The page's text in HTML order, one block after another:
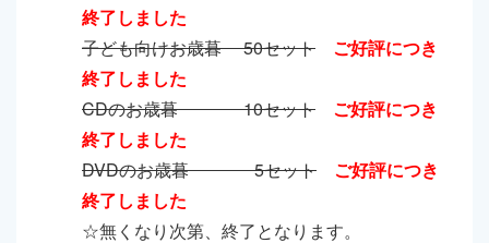
終了しました
子ども向けお歳暮 50セット
ご好評につき
終了しました
CDのお歳暮 10セット
ご好評につき
終了しました
DVDのお歳暮 5セット
ご好評につき
終了しました
☆無くなり次第、終了となります。